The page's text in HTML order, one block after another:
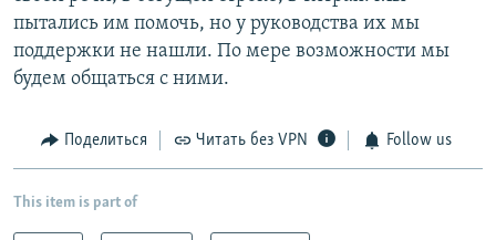
пытались им помочь, но у руководства их мы
поддержки не нашли. По мере возможности мы
будем общаться с ними.
Поделиться Читать без VPN Follow us
This item is part of